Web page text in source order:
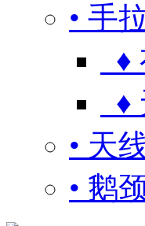
• 手
♦
♦
• 天
• 鹅